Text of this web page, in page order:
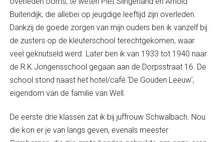
Buitendijk, die allebei op jeugdige leeftijd zijn overleden.
Dankzij de goede zorgen van mijn ouders ben ik vanzelf bij
de zusters op de kleuterschool terechtgekomen, waar
veel geknutseld werd. Later ben ik van 1933 tot 1940 naar
de R.K.Jongensschool gegaan aan de Dorpsstraat 16. De
school stond naast het hotel/café 'De Gouden Leeuw',
eigendom van de familie van Well.
De eerste drie klassen zat ik bij juffrouw Schwalbach. Nou
die kon er je van langs geven, evenals meester